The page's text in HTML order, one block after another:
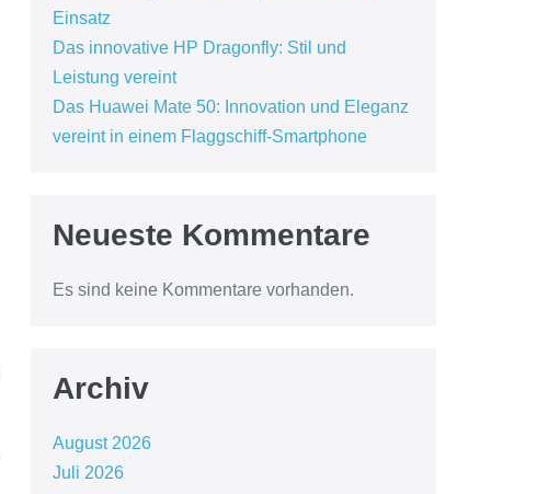
Einsatz
Das innovative HP Dragonfly: Stil und
Leistung vereint
Das Huawei Mate 50: Innovation und Eleganz
vereint in einem Flaggschiff-Smartphone
Neueste Kommentare
Es sind keine Kommentare vorhanden.
Archiv
August 2026
Juli 2026